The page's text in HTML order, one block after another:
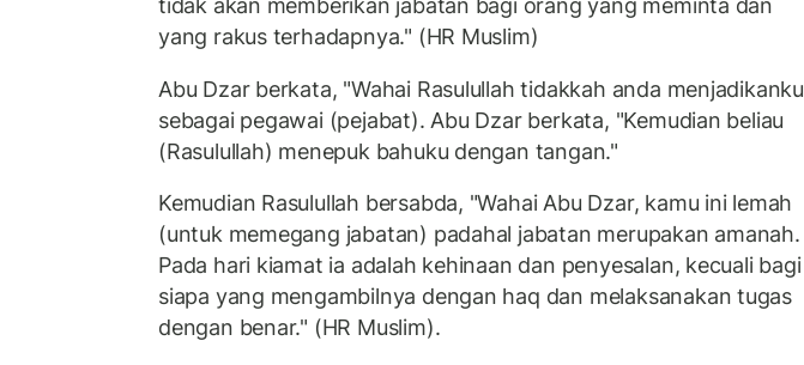
tidak akan memberikan jabatan bagi orang yang meminta dan
yang rakus terhadapnya." (HR Muslim)
Abu Dzar berkata, "Wahai Rasulullah tidakkah anda menjadikanku
sebagai pegawai (pejabat). Abu Dzar berkata, "Kemudian beliau
(Rasulullah) menepuk bahuku dengan tangan."
Kemudian Rasulullah bersabda, "Wahai Abu Dzar, kamu ini lemah
(untuk memegang jabatan) padahal jabatan merupakan amanah.
Pada hari kiamat ia adalah kehinaan dan penyesalan, kecuali bagi
siapa yang mengambilnya dengan haq dan melaksanakan tugas
dengan benar." (HR Muslim).